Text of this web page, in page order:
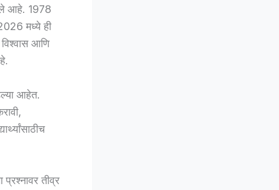
आहे. 1978
मध्ये ही
आणि
आहेत.
प्रश्नावर तीव्र